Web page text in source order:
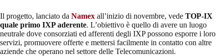
Il progetto, lanciato da Namex all’inizio di novembre, vede TOP-IX
quale primo IXP aderente. L’obiettivo è quello di avere un luogo
neutrale dove consorziati ed afferenti degli IXP possono esporre i loro
servizi, promuovere offerte e mettersi facilmente in contatto con altre
aziende che operano nel settore delle Telecomunicazioni.